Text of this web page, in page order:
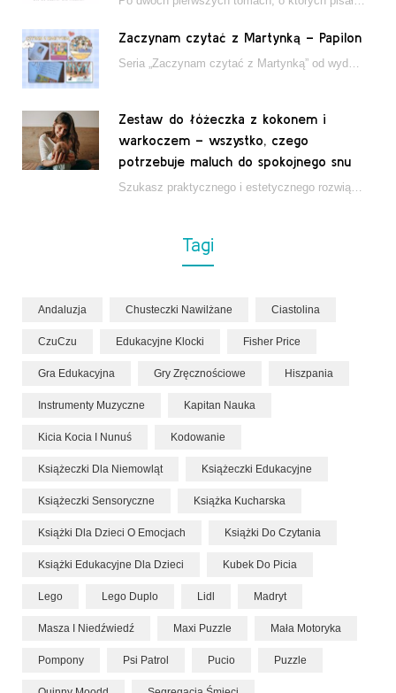
Zaczynam czytać z Martynką – Papilon
Seria „Zaczynam czytać z Martynką” od wydawnictwa Papilon to estetycznie wydane książki wspierające dzieci w…
Zestaw do łóżeczka z kokonem i
warkoczem – wszystko, czego
potrzebuje maluch do spokojnego snu
Szukasz praktycznego i estetycznego rozwiązania do łóżeczka niemowlęcia? Zestaw z kokonem i warkoczem zapewnia wygodę,…
Tagi
Andaluzja Chusteczki Nawilżane Ciastolina
CzuCzu Edukacyjne Klocki Fisher Price
Gra Edukacyjna Gry Zręcznościowe Hiszpania
Instrumenty Muzyczne Kapitan Nauka
Kicia Kocia I Nunuś Kodowanie
Książeczki Dla Niemowląt Książeczki Edukacyjne
Książeczki Sensoryczne Książka Kucharska
Książki Dla Dzieci O Emocjach Książki Do Czytania
Książki Edukacyjne Dla Dzieci Kubek Do Picia
Lego Lego Duplo Lidl Madryt
Masza I Niedźwiedź Maxi Puzzle Mała Motoryka
Pompony Psi Patrol Pucio Puzzle